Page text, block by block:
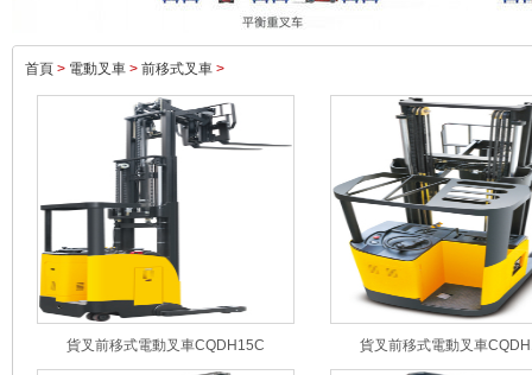
首頁 > 電動叉車 > 前移式叉車 >
貨叉前移式電動叉車CQDH15C 貨叉前移式電動叉車